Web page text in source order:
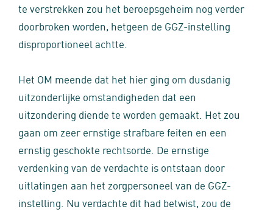
te verstrekken zou het beroepsgeheim nog verder
doorbroken worden, hetgeen de GGZ-instelling
disproportioneel achtte.
Het OM meende dat het hier ging om dusdanig
uitzonderlijke omstandigheden dat een
uitzondering diende te worden gemaakt. Het zou
gaan om zeer ernstige strafbare feiten en een
ernstig geschokte rechtsorde. De ernstige
verdenking van de verdachte is ontstaan door
uitlatingen aan het zorgpersoneel van de GGZ-
instelling. Nu verdachte dit had betwist, zou de